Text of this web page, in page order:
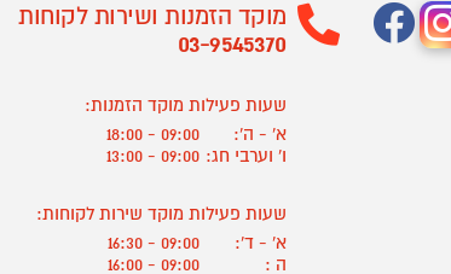
מוקד הזמנות ושירות לקוחות
03-9545370
שעות פעילות מוקד הזמנות:
א' - ה':
09:00 - 18:00
ו' וערבי חג: 09:00 - 13:00
שעות פעילות מוקד שירות לקוחות:
א' - ד':
09:00 - 16:30
ה :
09:00 - 16:00